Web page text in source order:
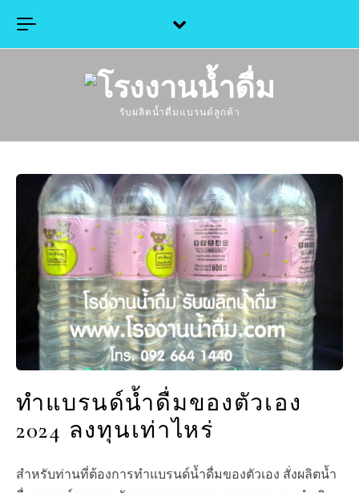
รับผลิตน้ำดื่มแบรนด์ลูกค้า
ทำแบรนด์น้ำดื่มของตัวเอง
2024 ลงทุนเท่าไหร่
สำหรับท่านที่ต้องการทำแบรนด์น้ำดื่มของตัวเอง สั่งผลิตน้ำ